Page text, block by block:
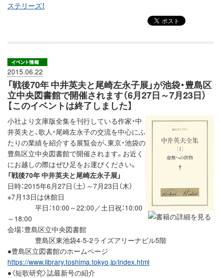
ステリーズ！
2015.06.22
「戦後70年 中井英夫と尾崎左永子展」が池袋・豊島区
立中央図書館で開催されます（6月27日～7月23日）
【このイベントは終了しました】
小社より文庫版全集を刊行している作家・中
井英夫と、歌人・尾崎左永子の交流を中心にふ
たりの業績を紹介する展覧会が、東京・池袋の
豊島区立中央図書館で開催されます。お近く
にお越しの際はぜひ足をお運びください。
「戦後70年 中井英夫と尾崎左永子展」
日時：2015年6月27日（土）～7月23日（木）
※7月13日は休館日
平日：10:00～22:00／土日祝：10:00
～18:00
会場：豊島区立中央図書館
豊島区東池袋4-5-2ライズアリーナビル5階
●豊島区立図書館のホームページ
https://www.library.toshima.tokyo.jp/index.html
●〈短歌研究〉誌最新号の紹介